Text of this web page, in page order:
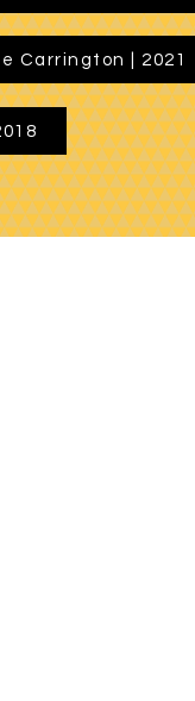
Carrington | 2021